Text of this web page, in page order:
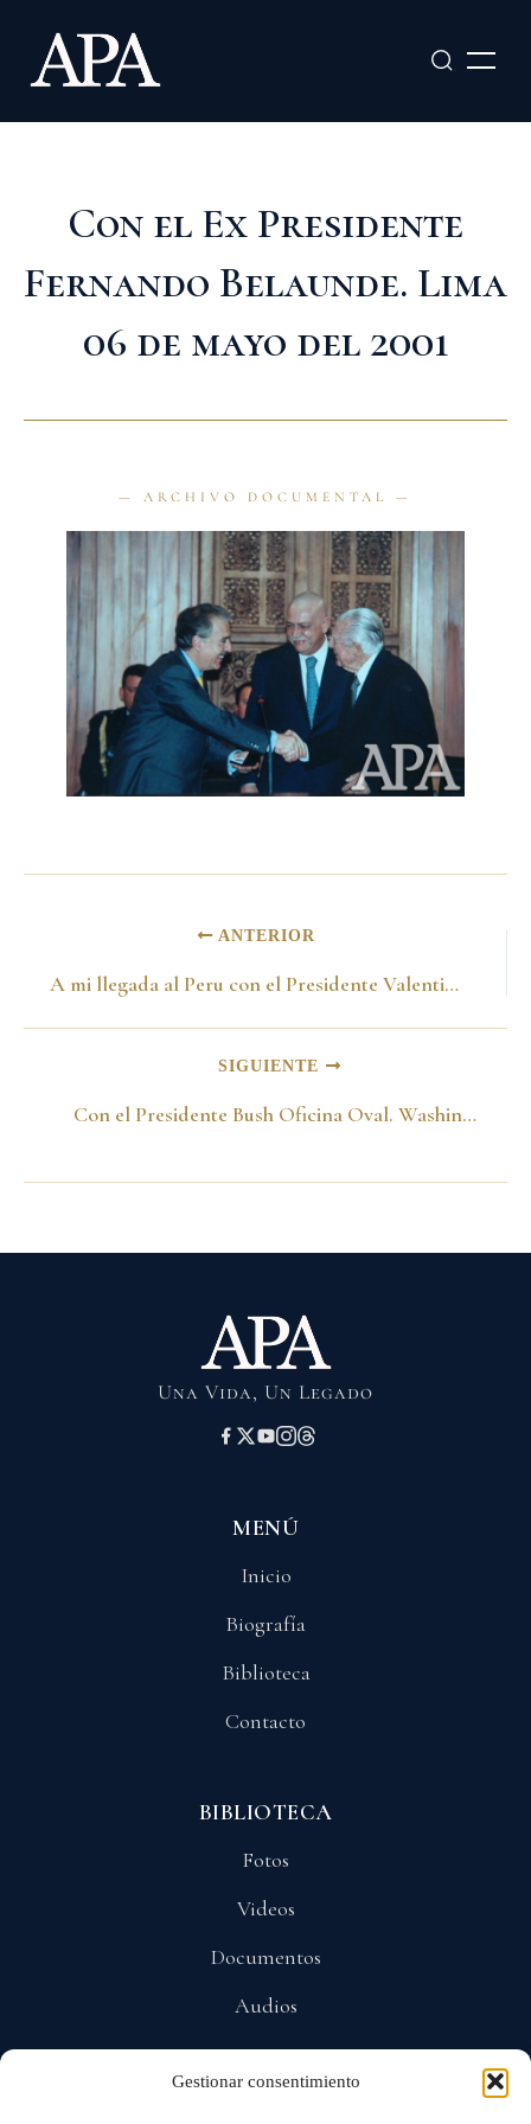
Gestionar consentimiento
contenido
Con el Ex Presidente
Fernando Belaunde. Lima
06 de mayo del 2001
ANTERIOR
A mi llegada al Peru con el Presidente Valentin Paniagua. Perú 06 de mayo del 2001
SIGUIENTE
Con el Presidente Bush Oficina Oval. Washington 11 de noviembre del 2001
Una Vida, Un Legado
MENÚ
Inicio
Biografía
Biblioteca
Contacto
BIBLIOTECA
Fotos
Videos
Documentos
Audios